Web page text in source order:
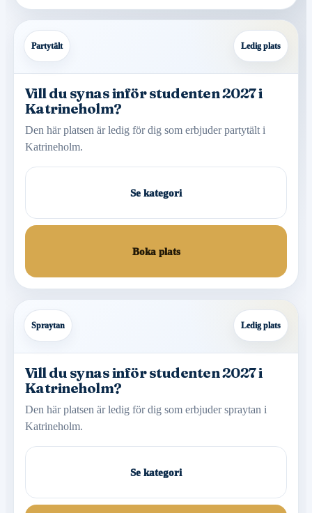
Partytält Ledig plats
Vill du synas inför studenten 2027 i
Katrineholm?
Den här platsen är ledig för dig som erbjuder partytält i
Katrineholm.
Se kategori
Boka plats
Spraytan Ledig plats
Vill du synas inför studenten 2027 i
Katrineholm?
Den här platsen är ledig för dig som erbjuder spraytan i
Katrineholm.
Se kategori